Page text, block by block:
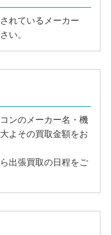
れているメーカー
い。
ンのメーカー名・機
よその買取金額をお
出張買取の日程をご